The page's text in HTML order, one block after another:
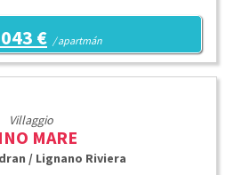
€ / apartmán
Villaggio
MARE
/ Lignano Riviera